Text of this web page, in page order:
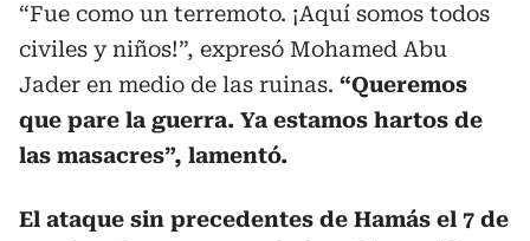
“Fue como un terremoto. ¡Aquí somos todos
civiles y niños!”, expresó Mohamed Abu
Jader en medio de las ruinas. “Queremos
que pare la guerra. Ya estamos hartos de
las masacres”, lamentó.
El ataque sin precedentes de Hamás el 7 de